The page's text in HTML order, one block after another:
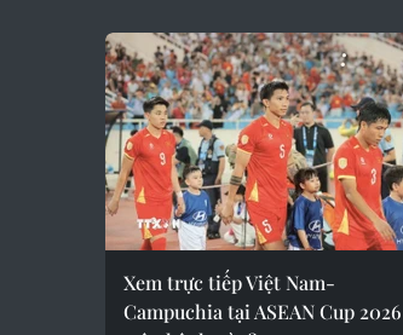
Xem trực tiếp Việt Nam-
Campuchia tại ASEAN Cup 2026